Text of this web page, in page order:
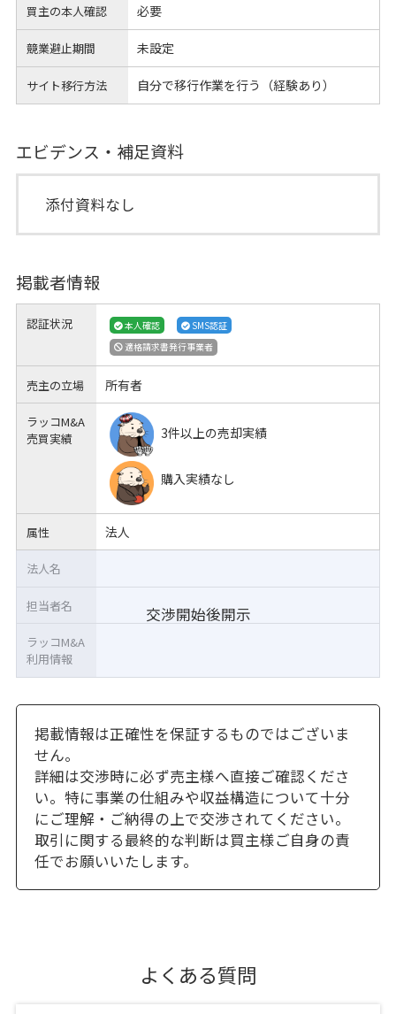
買主の本人確認 必要
競業避止期間 未設定
サイト移行方法 自分で移行作業を行う（経験あり）
エビデンス・補足資料
添付資料なし
掲載者情報
認証状況 本人確認
SMS認証
適格請求書発行事業者
売主の立場 所有者
ラッコM&A
売買実績
3件以上の売却実績
購入実績なし
属性 法人
交渉開始後開示
法人名
担当者名
ラッコM&A
利用情報
掲載情報は正確性を保証するものではございま
せん。
詳細は交渉時に必ず売主様へ直接ご確認くださ
い。特に事業の仕組みや収益構造について十分
にご理解・ご納得の上で交渉されてください。
取引に関する最終的な判断は買主様ご自身の責
任でお願いいたします。
よくある質問